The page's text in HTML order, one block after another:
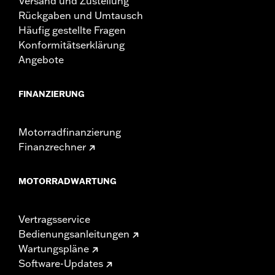
Rückgaben und Umtausch
Häufig gestellte Fragen
Konformitätserklärung
Angebote
FINANZIERUNG
Motorradfinanzierung
Finanzrechner
MOTORRADWARTUNG
Vertragsservice
Bedienungsanleitungen
Wartungspläne
Software-Updates